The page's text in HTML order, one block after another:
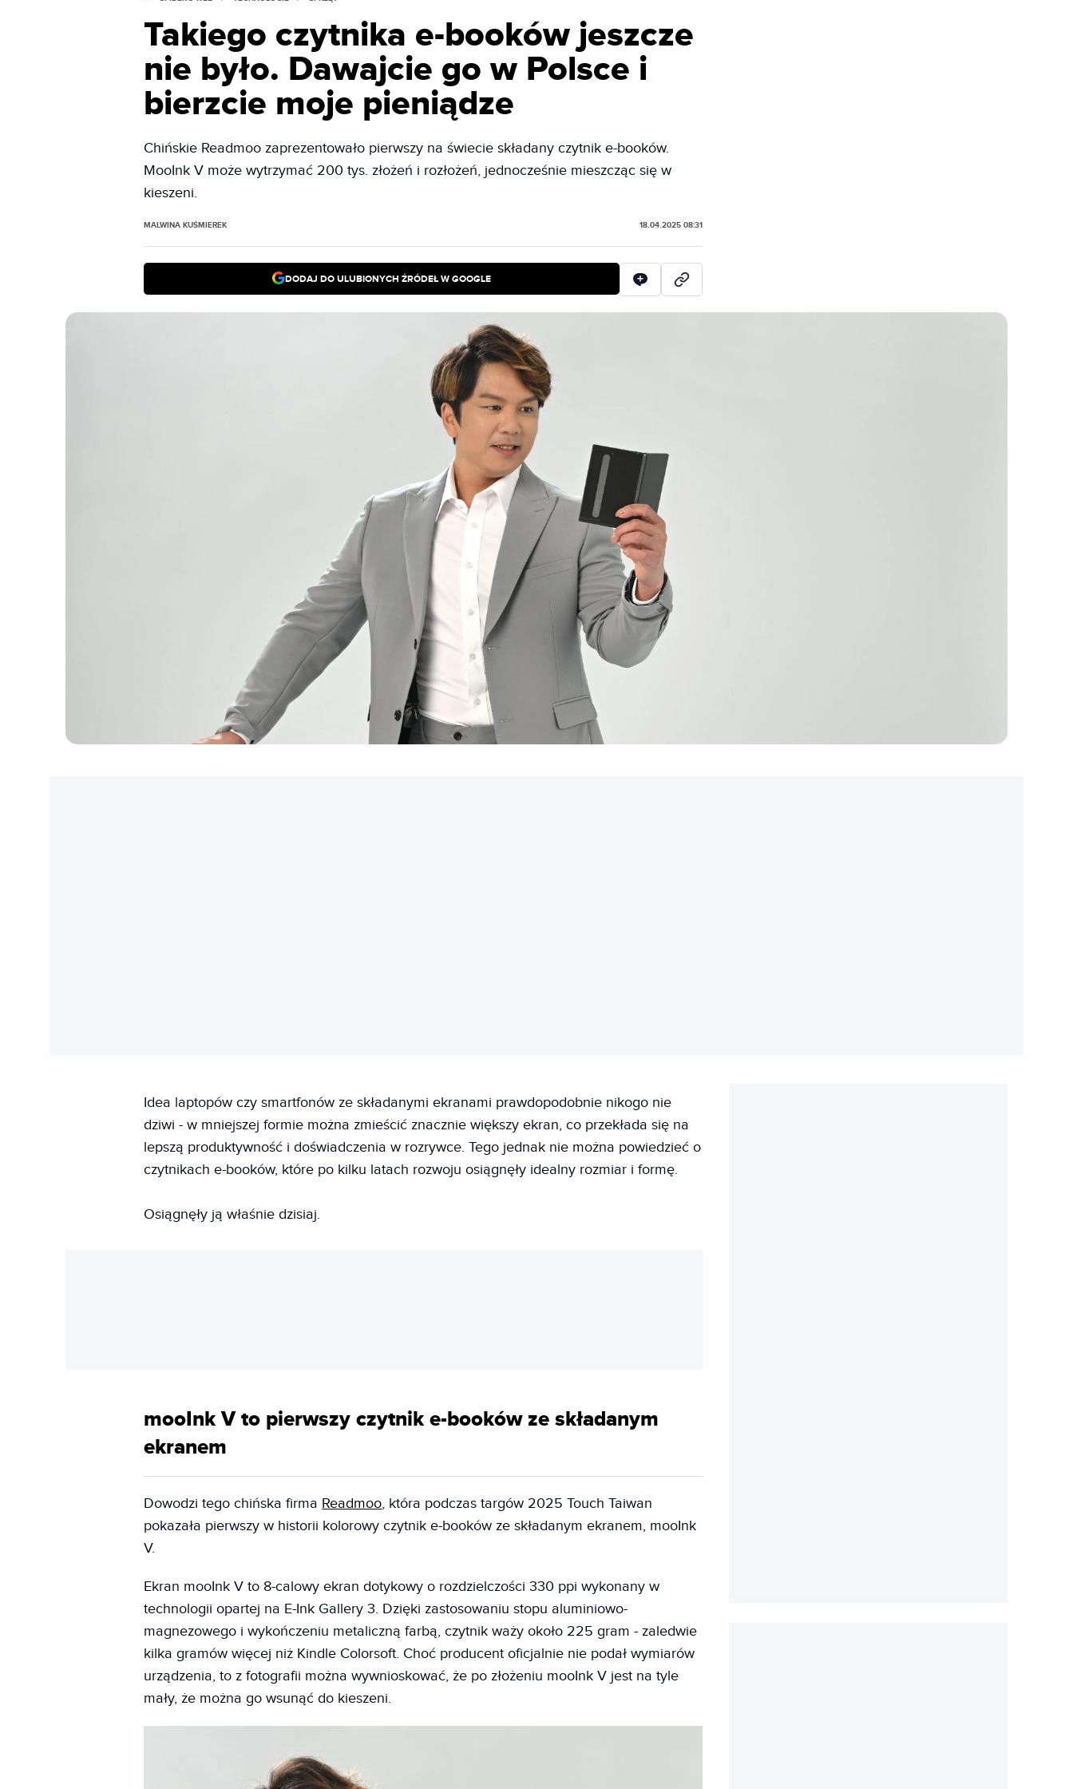
Takiego czytnika e-booków jeszcze
nie było. Dawajcie go w Polsce i
bierzcie moje pieniądze
Chińskie Readmoo zaprezentowało pierwszy na świecie składany czytnik e-booków.
MooInk V może wytrzymać 200 tys. złożeń i rozłożeń, jednocześnie mieszcząc się w
kieszeni.
MALWINA KUŚMIEREK 18.04.2025 08:31
DODAJ DO ULUBIONYCH ŹRÓDEŁ W GOOGLE
Idea laptopów czy smartfonów ze składanymi ekranami prawdopodobnie nikogo nie
dziwi - w mniejszej formie można zmieścić znacznie większy ekran, co przekłada się na
lepszą produktywność i doświadczenia w rozrywce. Tego jednak nie można powiedzieć o
czytnikach e-booków, które po kilku latach rozwoju osiągnęły idealny rozmiar i formę.
Osiągnęły ją właśnie dzisiaj.
mooInk V to pierwszy czytnik e-booków ze składanym
ekranem
Dowodzi tego chińska firma Readmoo, która podczas targów 2025 Touch Taiwan
pokazała pierwszy w historii kolorowy czytnik e-booków ze składanym ekranem, mooInk
V.
Ekran mooInk V to 8-calowy ekran dotykowy o rozdzielczości 330 ppi wykonany w
technologii opartej na E-Ink Gallery 3. Dzięki zastosowaniu stopu aluminiowo-
magnezowego i wykończeniu metaliczną farbą, czytnik waży około 225 gram - zaledwie
kilka gramów więcej niż Kindle Colorsoft. Choć producent oficjalnie nie podał wymiarów
urządzenia, to z fotografii można wywnioskować, że po złożeniu mooInk V jest na tyle
mały, że można go wsunąć do kieszeni.